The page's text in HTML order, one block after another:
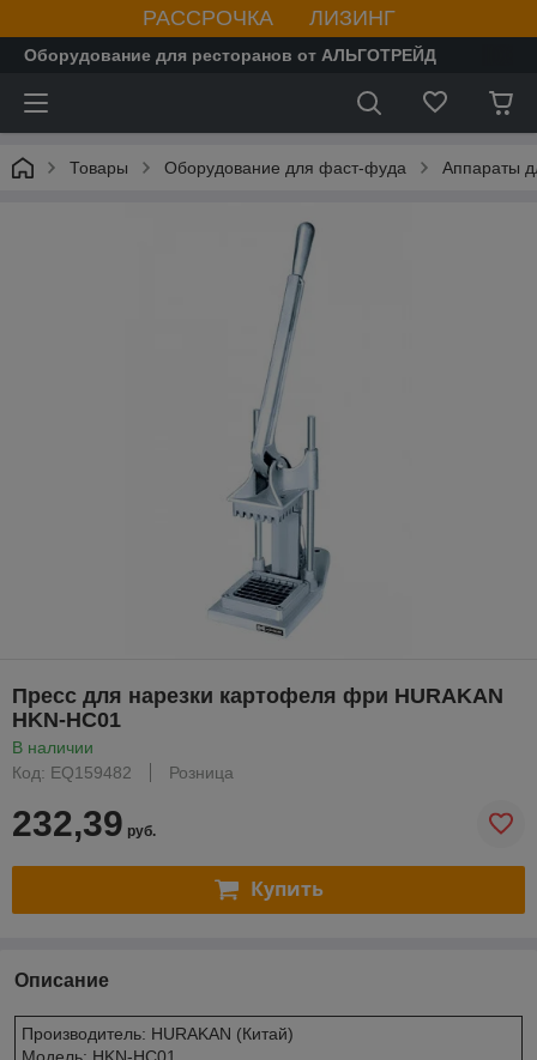
РАССРОЧКА ЛИЗИНГ
Оборудование для ресторанов от АЛЬГОТРЕЙД
Товары Оборудование для фаст-фуда Аппараты
Пресс для нарезки картофеля фри HURAKAN
HKN-HC01
В наличии
Код: EQ159482
Розница
232,39 руб.
Купить
Описание
Производитель: HURAKAN (Китай)
Модель: HKN-HC01